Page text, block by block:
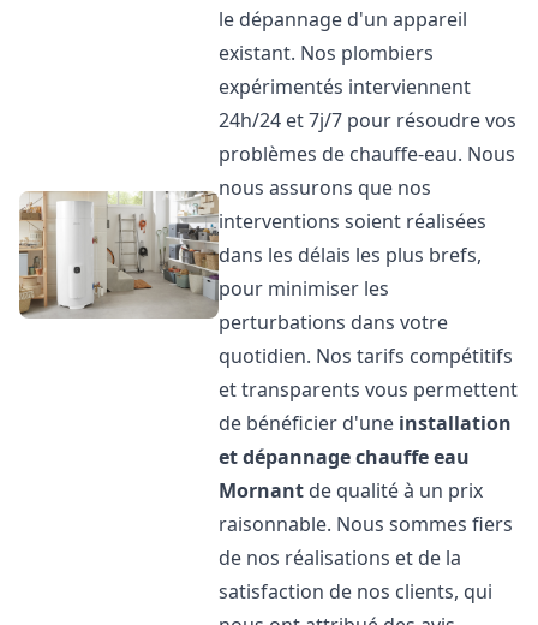
le dépannage d'un appareil
existant. Nos plombiers
expérimentés interviennent
24h/24 et 7j/7 pour résoudre vos
problèmes de chauffe-eau. Nous
nous assurons que nos
interventions soient réalisées
dans les délais les plus brefs,
pour minimiser les
perturbations dans votre
quotidien. Nos tarifs compétitifs
et transparents vous permettent
de bénéficier d'une installation
et dépannage chauffe eau
Mornant de qualité à un prix
raisonnable. Nous sommes fiers
de nos réalisations et de la
satisfaction de nos clients, qui